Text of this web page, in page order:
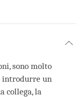
sono molto
introdurre un
collega, la